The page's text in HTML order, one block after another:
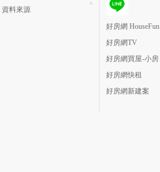
資料來源
好房網 HouseFun
好房網TV
好房網買屋-小房
好房網快租
好房網新建案